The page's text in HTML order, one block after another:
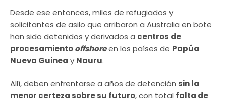
Desde ese entonces, miles de refugiados y
solicitantes de asilo que arribaron a Australia en bote
han sido detenidos y derivados a centros de
procesamientooffshoreen los países de Papúa
Nueva Guinea y Nauru.
Allí, deben enfrentarse a años de detención sin la
menor certeza sobre su futuro, con total falta de